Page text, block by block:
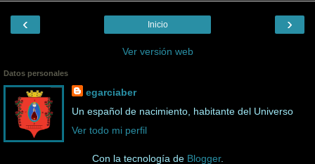
‹ ›
Inicio
Ver versión web
Datos personales
egarciaber
Un español de nacimiento, habitante del Universo
Ver todo mi perfil
Con la tecnología de Blogger.